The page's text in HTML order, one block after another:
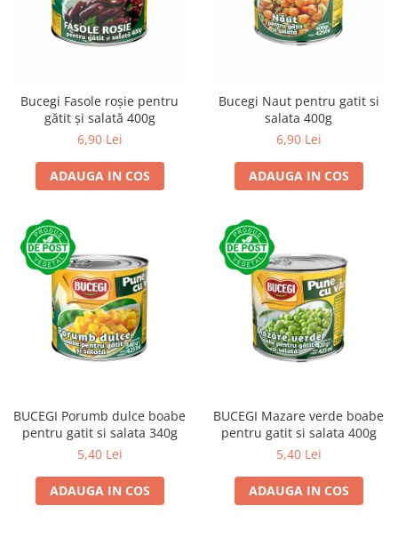
Bucegi Fasole roșie pentru
gătit și salată 400g
6,90 Lei
ADAUGA IN COS
Bucegi Naut pentru gatit si
salata 400g
6,90 Lei
ADAUGA IN COS
BUCEGI Porumb dulce boabe
pentru gatit si salata 340g
5,40 Lei
ADAUGA IN COS
BUCEGI Mazare verde boabe
pentru gatit si salata 400g
5,40 Lei
ADAUGA IN COS